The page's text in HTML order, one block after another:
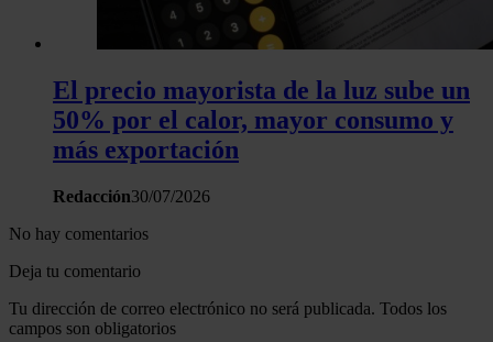
El precio mayorista de la luz sube un
50% por el calor, mayor consumo y
más exportación
Redacción30/07/2026
No hay comentarios
Deja tu comentario
Tu dirección de correo electrónico no será publicada. Todos los
campos son obligatorios